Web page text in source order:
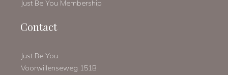
Just Be You Membership
Contact
Just Be You
Voorwillenseweg 151B